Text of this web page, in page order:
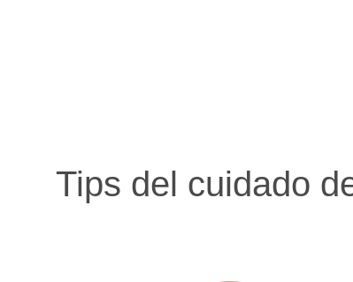
Tips del cuidado